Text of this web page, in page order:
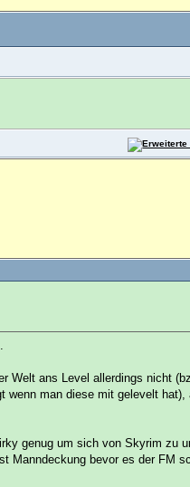
Welt ans Level allerdings nicht
man diese mit gelevelt
genug um sich von Skyrim zu
Manndeckung bevor es der FM